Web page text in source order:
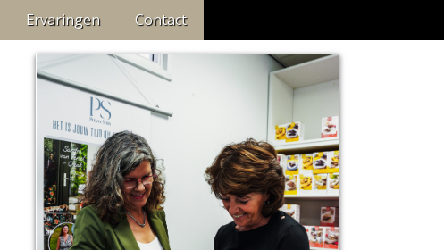
Ervaringen Contact